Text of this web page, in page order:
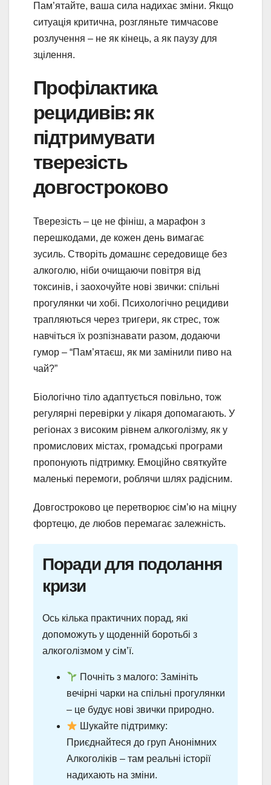
Пам’ятайте, ваша сила надихає зміни. Якщо
ситуація критична, розгляньте тимчасове
розлучення – не як кінець, а як паузу для
зцілення.
Профілактика
рецидивів: як
підтримувати
тверезість
довгостроково
Тверезість – це не фініш, а марафон з
перешкодами, де кожен день вимагає
зусиль. Створіть домашнє середовище без
алкоголю, ніби очищаючи повітря від
токсинів, і заохочуйте нові звички: спільні
прогулянки чи хобі. Психологічно рецидиви
трапляються через тригери, як стрес, тож
навчіться їх розпізнавати разом, додаючи
гумор – “Пам’ятаєш, як ми замінили пиво на
чай?”
Біологічно тіло адаптується повільно, тож
регулярні перевірки у лікаря допомагають. У
регіонах з високим рівнем алкоголізму, як у
промислових містах, громадські програми
пропонують підтримку. Емоційно святкуйте
маленькі перемоги, роблячи шлях радісним.
Довгостроково це перетворює сім’ю на міцну
фортецю, де любов перемагає залежність.
Поради для подолання
кризи
Ось кілька практичних порад, які
допоможуть у щоденній боротьбі з
алкоголізмом у сім’ї.
Почніть з малого: Замініть
вечірні чарки на спільні прогулянки
– це будує нові звички природно.
Шукайте підтримку:
Приєднайтеся до груп Анонімних
Алкоголіків – там реальні історії
надихають на зміни.